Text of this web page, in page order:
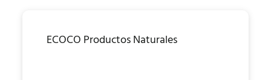
ECOCO Productos Naturales